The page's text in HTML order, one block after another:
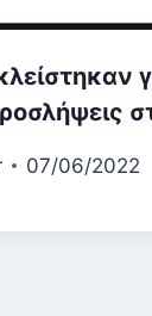
07/06/2022